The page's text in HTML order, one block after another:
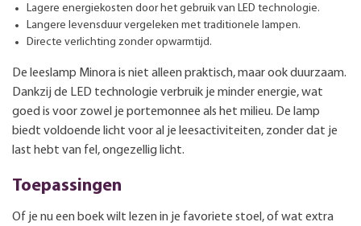
Lagere energiekosten door het gebruik van LED technologie.
Langere levensduur vergeleken met traditionele lampen.
Directe verlichting zonder opwarmtijd.
De leeslamp Minora is niet alleen praktisch, maar ook duurzaam.
Dankzij de LED technologie verbruik je minder energie, wat
goed is voor zowel je portemonnee als het milieu. De lamp
biedt voldoende licht voor al je leesactiviteiten, zonder dat je
last hebt van fel, ongezellig licht.
Toepassingen
Of je nu een boek wilt lezen in je favoriete stoel, of wat extra